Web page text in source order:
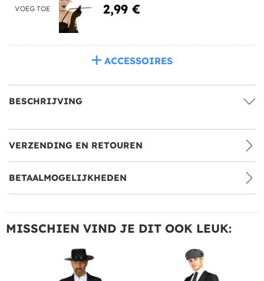
VOEG TOE 2,99 €
ACCESSOIRES
BESCHRIJVING
VERZENDING EN RETOUREN
BETAALMOGELIJKHEDEN
MISSCHIEN VIND JE DIT OOK LEUK: